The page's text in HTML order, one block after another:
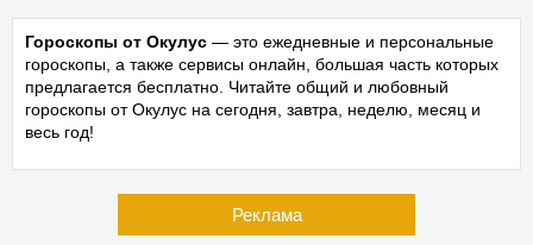
Гороскопы от Окулус — это ежедневные и персональные
гороскопы, а также сервисы онлайн, большая часть которых
предлагается бесплатно. Читайте общий и любовный
гороскопы от Окулус на сегодня, завтра, неделю, месяц и
весь год!
Реклама